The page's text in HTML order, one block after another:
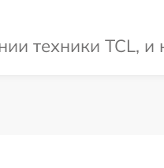
техники TCL, и